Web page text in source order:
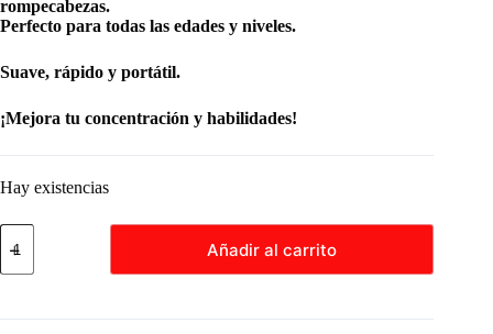
rompecabezas.
Perfecto para todas las edades y niveles.
Suave, rápido y portátil.
¡Mejora tu concentración y habilidades!
Hay existencias
Cubo
Magico
Yj
Añadir al carrito